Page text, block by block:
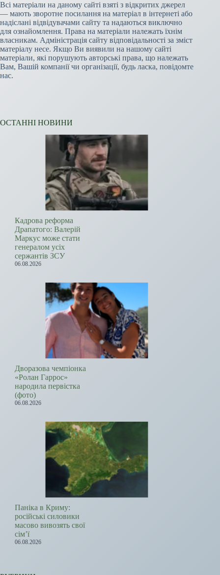
Всі матеріали на даному сайті взяті з відкритих джерел
— мають зворотне посилання на матеріал в інтернеті або
надіслані відвідувачами сайту та надаються виключно
для ознайомлення. Права на матеріали належать їхнім
власникам. Адміністрація сайту відповідальності за зміст
матеріалу несе. Якщо Ви виявили на нашому сайті
матеріали, які порушують авторські права, що належать
Вам, Вашій компанії чи організації, будь ласка, повідомте
нас.
ОСТАННІ НОВИНИ
Кадрова реформа
Драпатого: Валерій
Маркус може стати
генералом усіх
сержантів ЗСУ
06.08.2026
Дворазова чемпіонка
«Ролан Гаррос»
народила первістка
(фото)
06.08.2026
Паніка в Криму:
російські силовики
масово вивозять свої
сім’ї
06.08.2026